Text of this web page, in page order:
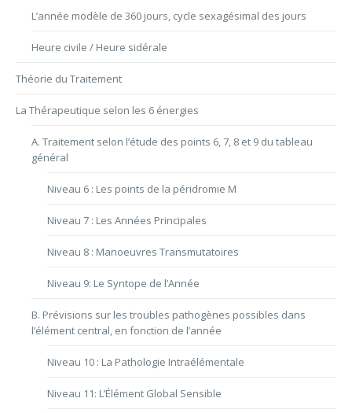
L’année modèle de 360 jours, cycle sexagésimal des jours
Heure civile / Heure sidérale
Théorie du Traitement
La Thérapeutique selon les 6 énergies
A. Traitement selon l’étude des points 6, 7, 8 et 9 du tableau
général
Niveau 6 : Les points de la péridromie M
Niveau 7 : Les Années Principales
Niveau 8 : Manoeuvres Transmutatoires
Niveau 9: Le Syntope de l’Année
B. Prévisions sur les troubles pathogènes possibles dans
l’élément central, en fonction de l’année
Niveau 10 : La Pathologie Intraélémentale
Niveau 11: L’Élément Global Sensible